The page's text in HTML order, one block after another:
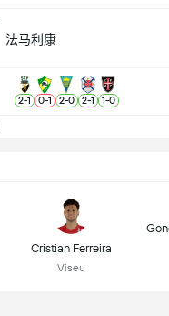
法马利康
2-1 0-1 2-0 2-1 1-0
Cristian Ferreira
Viseu